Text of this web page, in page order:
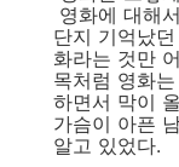
영화에 대해
단지 기억났
화라는 것만
목처럼 영화
하면서 막이
가슴이 아픈
알고 있었다.